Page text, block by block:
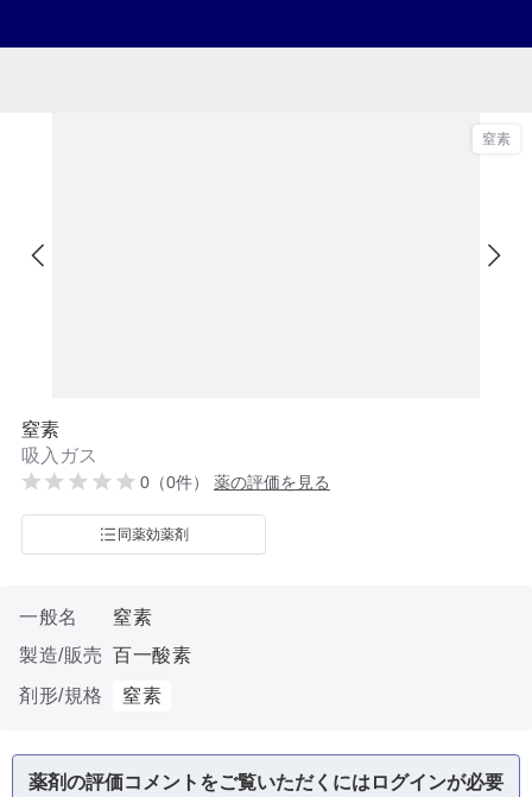
窒素
窒素
吸入ガス
0（0件） 薬の評価を見る
同薬効薬剤
一般名
窒素
製造/販売 百一酸素
剤形/規格
窒素
薬剤の評価コメントをご覧いただくにはログインが必要